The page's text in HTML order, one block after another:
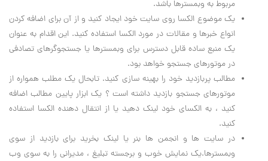
مربوط به وبمسترها باشد.
یک موضوع الکسا روی سایت خود ایجاد کنید و از آن برای اضافه کردن
انواع خبرها و مقالات در مورد الکسا استفاده کنید. این اقدام به عنوان
یک منبع ساده قابل دسترس برای وبمسترها یا جستجوگرهای تصادفی
در موتورهای جستجو خواهد بود.
مطالب پربازدید خود را بهینه سازی کنید. تابحال یک مطلب همواره از
موتورهای جستجو بازدید داشته است ؟ یک ابزار پایین مطالب اضافه
کنید ، به الکسای خود لینک دهید یا از انتقال دهنده الکسا استفاده
کنید.
در سایت ها و انجمن ها بنر یا لینک بخرید برای بازدید از سوی
وبمسترها.یک نمایش خوب و برجسته تبلیغ ، مدیرانی را به سوی وب